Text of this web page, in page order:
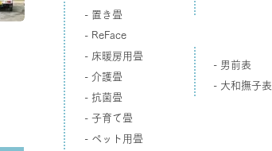
- 置き畳
- ReFace
- 床暖房用畳
- 介護畳
- 抗菌畳
- 子育て畳
- ペット用畳
- 男前表
- 大和撫子表